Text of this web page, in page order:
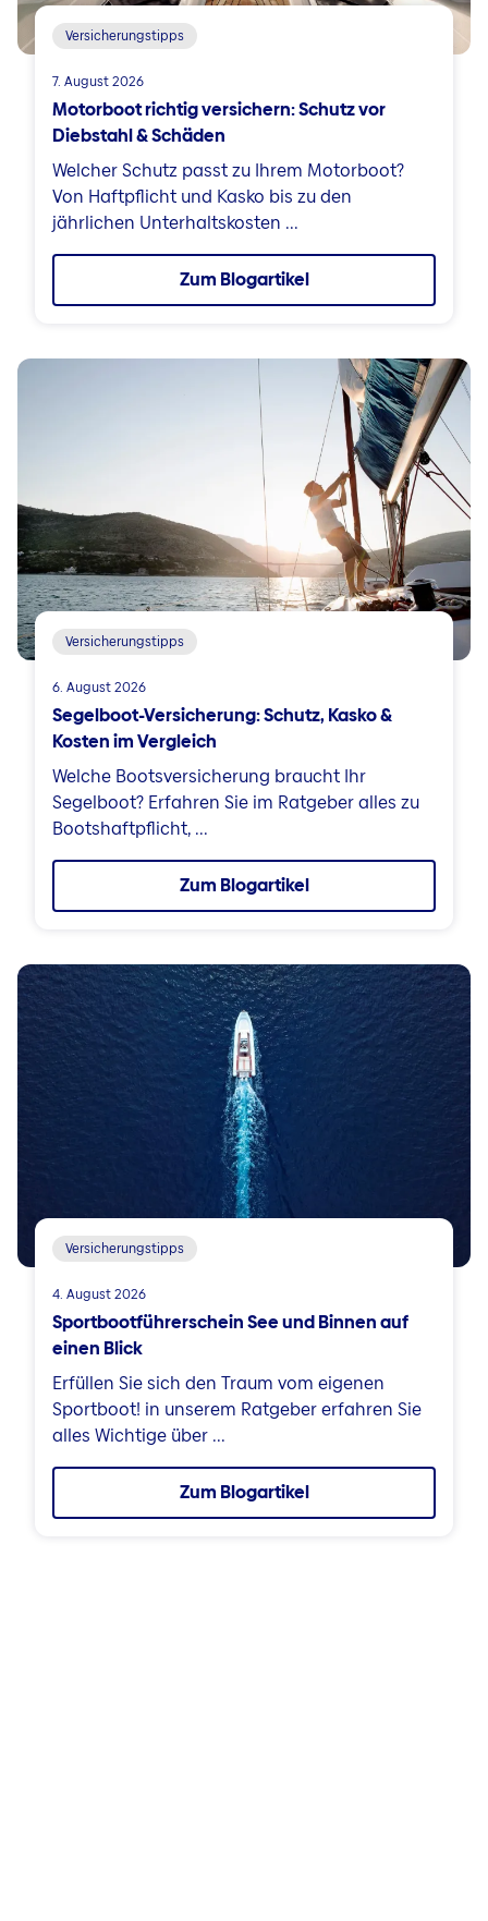
Versicherungstipps
7. August 2026
Motorboot richtig versichern: Schutz vor
Diebstahl & Schäden
Welcher Schutz passt zu Ihrem Motorboot?
Von Haftpflicht und Kasko bis zu den
jährlichen Unterhaltskosten ...
Zum Blogartikel
Versicherungstipps
6. August 2026
Segelboot-Versicherung: Schutz, Kasko &
Kosten im Vergleich
Welche Bootsversicherung braucht Ihr
Segelboot? Erfahren Sie im Ratgeber alles zu
Bootshaftpflicht, ...
Zum Blogartikel
Versicherungstipps
4. August 2026
Sportbootführerschein See und Binnen auf
einen Blick
Erfüllen Sie sich den Traum vom eigenen
Sportboot! in unserem Ratgeber erfahren Sie
alles Wichtige über ...
Zum Blogartikel